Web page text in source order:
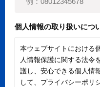
個人情報の取り扱いにつ
本ウェブサイトにおける
人情報保護に関する法令
護し、安心できる個人情
して、プライバシーポリ